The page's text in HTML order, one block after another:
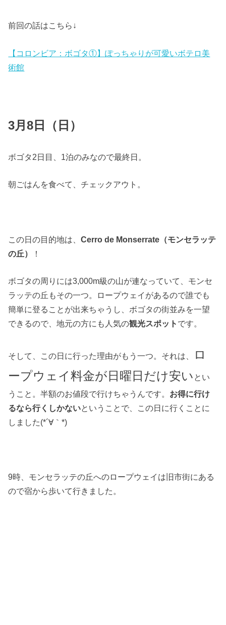
前回の話はこちら↓
【コロンビア：ボゴタ①】ぽっちゃりが可愛いボテロ美
術館
3月8日（日）
ボゴタ2日目、1泊のみなので最終日。
朝ごはんを食べて、チェックアウト。
この日の目的地は、Cerro de Monserrate（モンセラッテ
の丘）
！
ボゴタの周りには3,000m級の山が連なっていて、モンセ
ラッテの丘もその一つ。ロープウェイがあるので誰でも
簡単に登ることが出来ちゃうし、ボゴタの街並みを一望
できるので、地元の方にも人気の観光スポット です。
そして、この日に行った理由がもう一つ。それは、
ロ
ープウェイ料金が日曜日だけ安い とい
うこと。半額のお値段で行けちゃうんです。 お得に行け
るなら行くしかないということで、この日に行くことに
しました(*´∀｀*)
9時、モンセラッテの丘へのロープウェイは旧市街にある
ので宿から歩いて行きました。